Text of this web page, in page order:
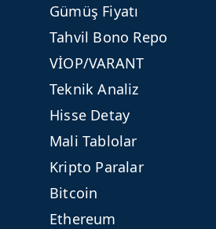
Gümüş Fiyatı
Tahvil Bono Repo
VİOP/VARANT
Teknik Analiz
Hisse Detay
Mali Tablolar
Kripto Paralar
Bitcoin
Ethereum